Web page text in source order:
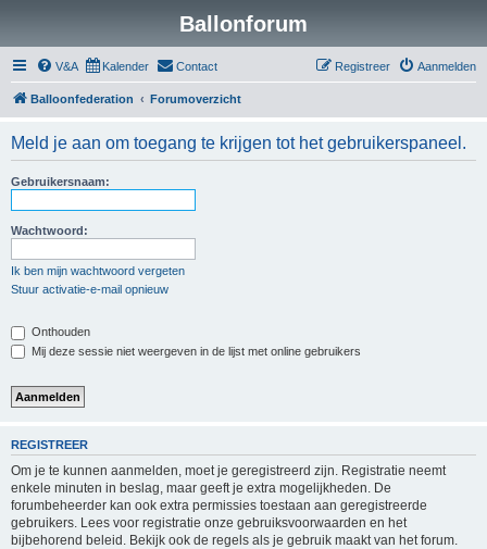
Ballonforum
V&A Kalender Contact Aanmelden
Registreer
Balloonfederation Forumoverzicht
Meld je aan om toegang te krijgen tot het gebruikerspaneel.
Gebruikersnaam:
Wachtwoord:
Ik ben mijn wachtwoord vergeten
Stuur activatie-e-mail opnieuw
Onthouden
Mij deze sessie niet weergeven in de lijst met online gebruikers
REGISTREER
Om je te kunnen aanmelden, moet je geregistreerd zijn. Registratie neemt
enkele minuten in beslag, maar geeft je extra mogelijkheden. De
forumbeheerder kan ook extra permissies toestaan aan geregistreerde
gebruikers. Lees voor registratie onze gebruiksvoorwaarden en het
bijbehorend beleid. Bekijk ook de regels als je gebruik maakt van het forum.